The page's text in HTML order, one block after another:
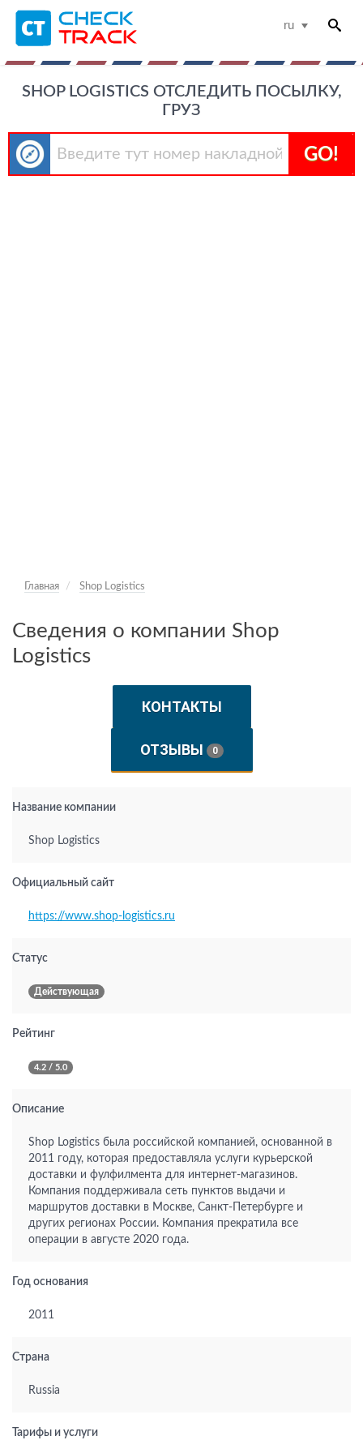
ru
SHOP LOGISTICS ОТСЛЕДИТЬ ПОСЫЛКУ,
ГРУЗ
GO!
Главная Shop Logistics
Сведения о компании Shop
Logistics
КОНТАКТЫ
ОТЗЫВЫ 0
Название компании
Shop Logistics
Официальный сайт
https://www.shop-logistics.ru
Статус
Действующая
Рейтинг
4.2 / 5.0
Описание
Shop Logistics была российской компанией, основанной в
2011 году, которая предоставляла услуги курьерской
доставки и фулфилмента для интернет-магазинов.
Компания поддерживала сеть пунктов выдачи и
маршрутов доставки в Москве, Санкт-Петербурге и
других регионах России. Компания прекратила все
операции в августе 2020 года.
Год основания
2011
Страна
Russia
Тарифы и услуги